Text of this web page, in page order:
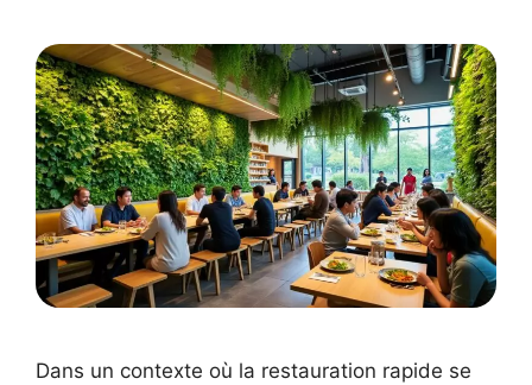
Dans un contexte où la restauration rapide se